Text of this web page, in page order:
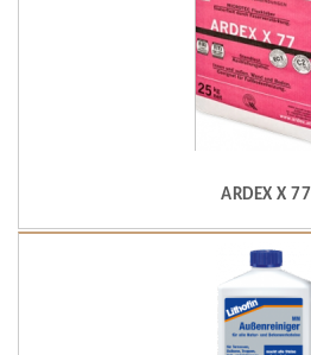
ARDEX X 77